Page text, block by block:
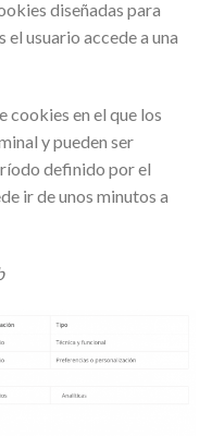
diseñadas para
usuario accede a una
cookies en el que los
y pueden ser
definido por el
ir de unos minutos a